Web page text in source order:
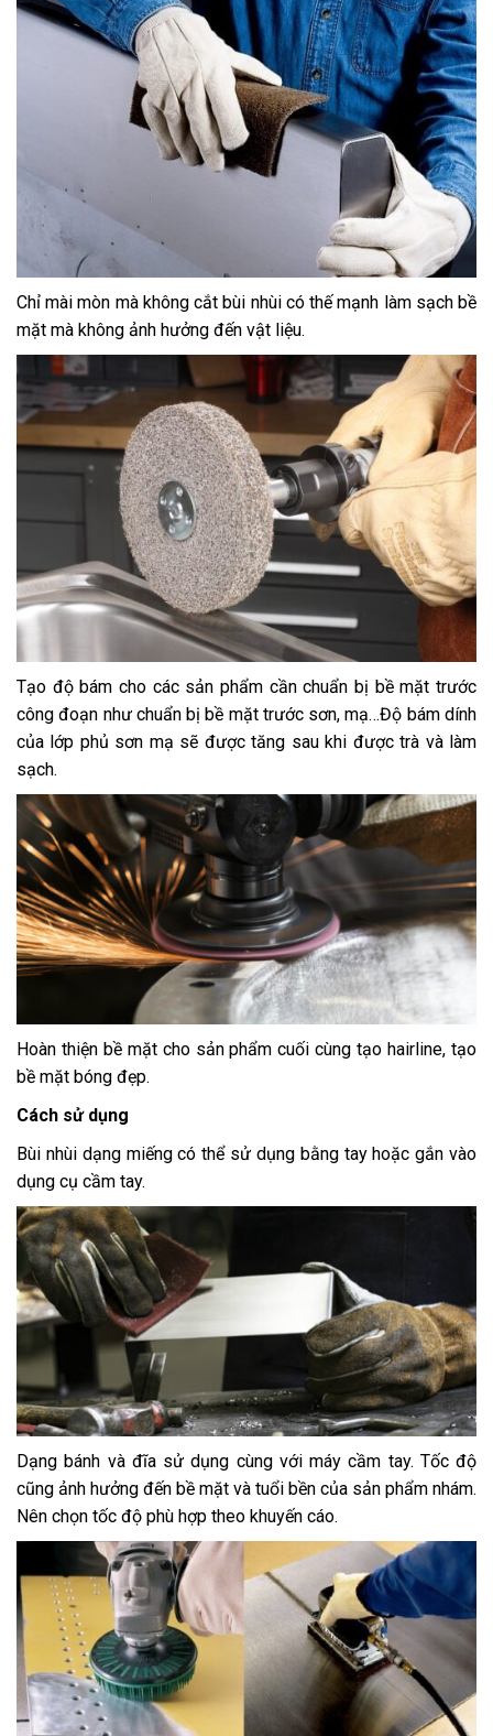
Chỉ mài mòn mà không cắt bùi nhùi có thế mạnh làm sạch bề
mặt mà không ảnh hưởng đến vật liệu.
Tạo độ bám cho các sản phẩm cần chuẩn bị bề mặt trước
công đoạn như chuẩn bị bề mặt trước sơn, mạ…Độ bám dính
của lớp phủ sơn mạ sẽ được tăng sau khi được trà và làm
sạch.
Hoàn thiện bề mặt cho sản phẩm cuối cùng tạo hairline, tạo
bề mặt bóng đẹp.
Cách sử dụng
Bùi nhùi dạng miếng có thể sử dụng bằng tay hoặc gắn vào
dụng cụ cầm tay.
Dạng bánh và đĩa sử dụng cùng với máy cầm tay. Tốc độ
cũng ảnh hưởng đến bề mặt và tuổi bền của sản phẩm nhám.
Nên chọn tốc độ phù hợp theo khuyến cáo.